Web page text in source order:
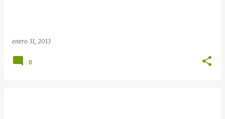
enero 31, 2013
0